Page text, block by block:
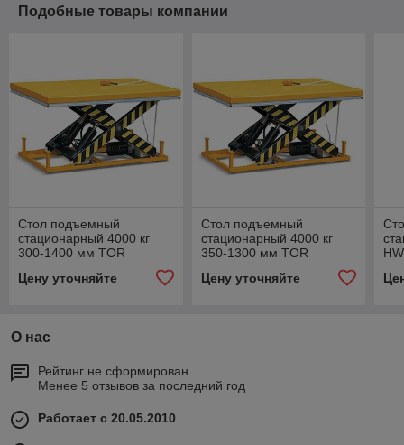
Подобные товары компании
Стол подъемный
стационарный 4000 кг
300-1400 мм TOR
Цену уточняйте
Стол подъемный
стационарный 4000 кг
350-1300 мм TOR
Цену уточняйте
О нас
Рейтинг не сформирован
Менее 5 отзывов за последний год
Работает с 20.05.2010